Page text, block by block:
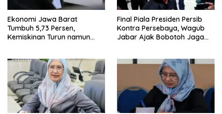
Ekonomi Jawa Barat
Tumbuh 5,73 Persen,
Kemiskinan Turun namun
Final Piala Presiden Persib
Kontra Persebaya, Wagub
Jabar Ajak Bobotoh Jaga